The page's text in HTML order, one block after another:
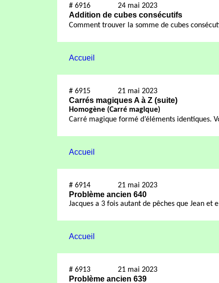
# 6916 24 mai 2023
Addition de cubes consécutifs
Comment trouver la somme de cubes
Accueil
# 6915 21 mai 2023
Carrés magiques A à Z (suite)
Homogène (Carré magique)
Carré magique formé d’éléments identiques.
Accueil
# 6914 21 mai 2023
Problème ancien 640
Jacques a 3 fois autant de pêches que Jean et
Accueil
# 6913 21 mai 2023
Problème ancien 639